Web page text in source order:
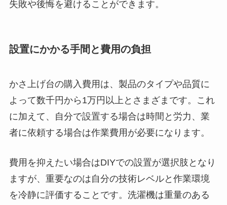
失敗や後悔を避けることができます。
設置にかかる手間と費用の負担
かさ上げ台の購入費用は、製品のタイプや品質に
よって数千円から1万円以上とさまざまです。これ
に加えて、自分で設置する場合は時間と労力、業
者に依頼する場合は作業費用が必要になります。
費用を抑えたい場合はDIYでの設置が選択肢となり
ますが、重要なのは自分の技術レベルと作業環境
を冷静に評価することです。洗濯機は重量のある